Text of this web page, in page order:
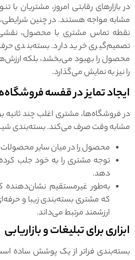
در بازارهای رقابتی امروز، مشتریان
مشابه مواجه هستند. در چنین شرایطی،
نقطه تماس مشتری با محصول،
تصمیم‌گیری خرید دارد. بسته‌بندی
محصول را بهبود می‌بخشد، بلکه
را نیز به نمایش می‌گذارد.
ایجاد تمایز در قفسه
در فروشگاه‌ها، مشتری اغلب چند
مشابه وقت صرف می‌کند. بسته‌بندی شیک
محصول را در میان سایر محصولات
توجه مشتری را به خود جلب
دهد.
به‌طور غیرمستقیم نشان‌دهنده
که مشتری بسته‌بندی زیبا و
ارزشمند مرتبط می‌داند.
ابزاری برای تبلیغات و بازاریابی
بسته‌بندی فراتر از یک پوشش ساده